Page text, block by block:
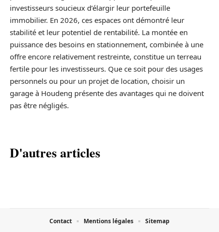
investisseurs soucieux d’élargir leur portefeuille
immobilier. En 2026, ces espaces ont démontré leur
stabilité et leur potentiel de rentabilité. La montée en
puissance des besoins en stationnement, combinée à une
offre encore relativement restreinte, constitue un terreau
fertile pour les investisseurs. Que ce soit pour des usages
personnels ou pour un projet de location, choisir un
garage à Houdeng présente des avantages qui ne doivent
pas être négligés.
D'autres articles
Contact Mentions légales Sitemap